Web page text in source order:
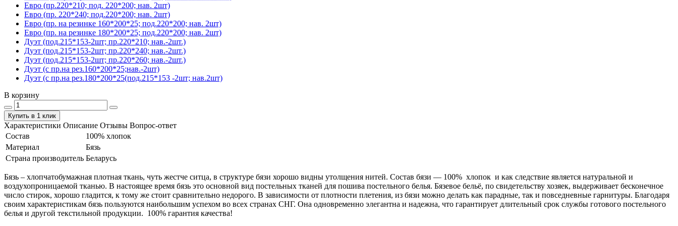
Евро (пр.220*210; под. 220*200; нав. 2шт)
Евро (пр. 220*240; под.220*200; нав. 2шт)
Евро (пр. на резинке 160*200*25; под.220*200; нав. 2шт)
Евро (пр. на резинке 180*200*25; под.220*200; нав. 2шт)
Дуэт (под.215*153-2шт; пр.220*210; нав.-2шт.)
Дуэт (под.215*153-2шт; пр.220*240; нав.-2шт.)
Дуэт (под.215*153-2шт; пр.220*260; нав.-2шт.)
Дуэт (с пр.на рез.160*200*25;нав.-2шт)
Дуэт (с пр.на рез.180*200*25(под.215*153 -2шт; нав.2шт)
В корзину
Купить в 1 клик
Характеристики Описание Отзывы Вопрос-ответ
Состав
100% хлопок
Материал
Бязь
Страна производитель Беларусь
Бязь – хлопчатобумажная плотная ткань, чуть жестче ситца, в структуре бязи хорошо видны утолщения нитей. Состав бязи ― 100% хлопок и как следствие является натуральной и
воздухопроницаемой тканью. В настоящее время бязь это основной вид постельных тканей для пошива постельного белья. Бязевое бельё, по свидетельству хозяек, выдерживает бесконечное
число стирок, хорошо гладится, к тому же стоит сравнительно недорого. В зависимости от плотности плетения, из бязи можно делать как парадные, так и повседневные гарнитуры. Благодаря
своим характеристикам бязь пользуются наибольшим успехом во всех странах СНГ. Она одновременно элегантна и надежна, что гарантирует длительный срок службы готового постельного
белья и другой текстильной продукции. 100% гарантия качества!